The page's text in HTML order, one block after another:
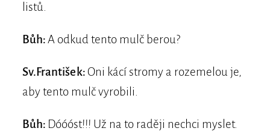
listů.
Bůh:A odkud tento mulč berou?
Sv.František: Oni kácí stromy a rozemelou je,
aby tento mulč vyrobili.
Bůh: Dóóóst!!! Už na to raději nechci myslet.